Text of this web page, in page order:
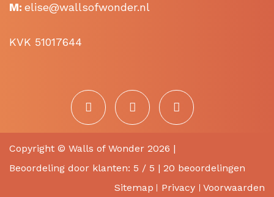
M: elise@wallsofwonder.nl
KVK 51017644
Copyright © Walls of Wonder 2026 |
Beoordeling door klanten: 5 / 5 | 20 beoordelingen
Sitemap
Privacy Voorwaarden